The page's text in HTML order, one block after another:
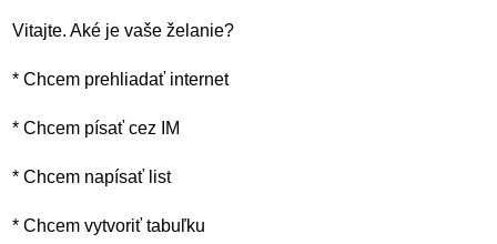
Vitajte. Aké je vaše želanie?
* Chcem prehliadať internet
* Chcem písať cez IM
* Chcem napísať list
* Chcem vytvoriť tabuľku